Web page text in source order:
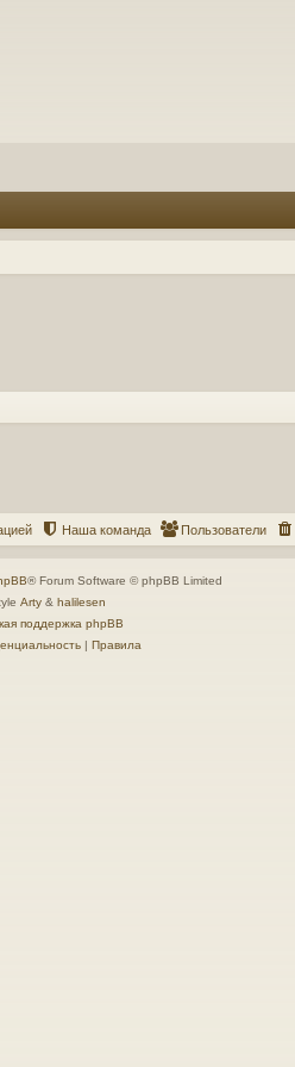
Пользователи
Наша команда
® Forum Software © phpBB Limited
Arty & halilesen
поддержка phpBB
| Правила